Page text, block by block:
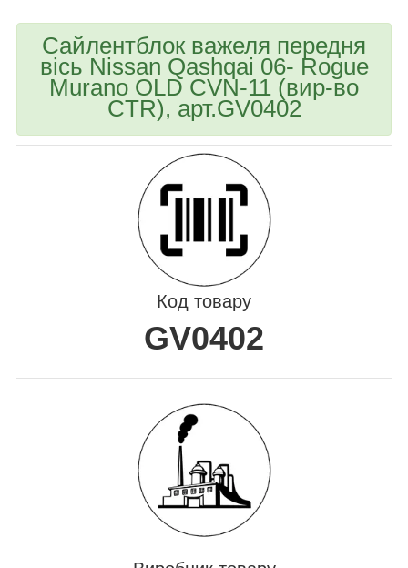
Сайлентблок важеля передня
вісь Nissan Qashqai 06- Rogue
Murano OLD CVN-11 (вир-во
CTR), арт.GV0402
Код товару
GV0402